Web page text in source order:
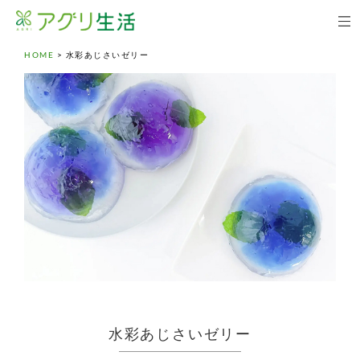
HOME > 水彩あじさいゼリー
水彩あじさいゼリー